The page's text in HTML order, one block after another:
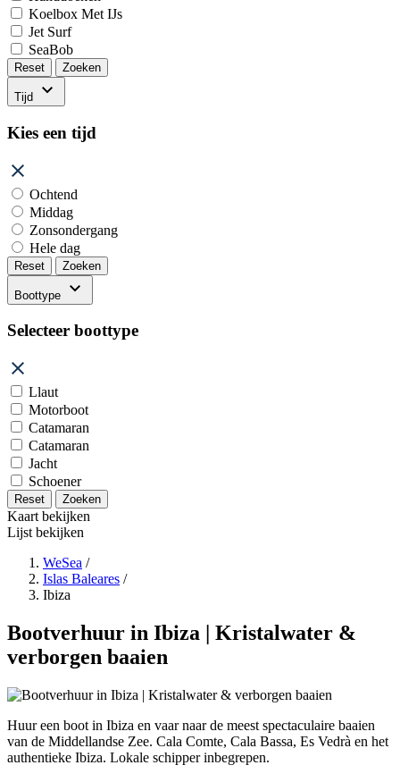
Koelbox Met IJs
Jet Surf
SeaBob
Reset Zoeken
Tijd
Kies een tijd
Ochtend
Middag
Zonsondergang
Hele dag
Reset Zoeken
Boottype
Selecteer boottype
Llaut
Motorboot
Catamaran
Catamaran
Jacht
Schoener
Reset Zoeken
Kaart bekijken
Lijst bekijken
WeSea /
Islas Baleares /
Ibiza
Bootverhuur in Ibiza | Kristalwater &
verborgen baaien
Huur een boot in Ibiza en vaar naar de meest spectaculaire baaien
van de Middellandse Zee. Cala Comte, Cala Bassa, Es Vedrà en het
authentieke Ibiza. Lokale schipper inbegrepen.